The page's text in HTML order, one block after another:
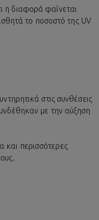
η διαφορά φαίνεται
το ποσοστό της UV
στις συνθέσεις
με την αύξηση
περισσότερες